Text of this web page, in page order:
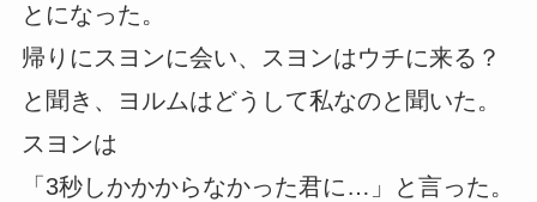
とになった。
帰りにスヨンに会い、スヨンはウチに来る？
と聞き、ヨルムはどうして私なのと聞いた。
スヨンは
「3秒しかかからなかった君に…」と言った。